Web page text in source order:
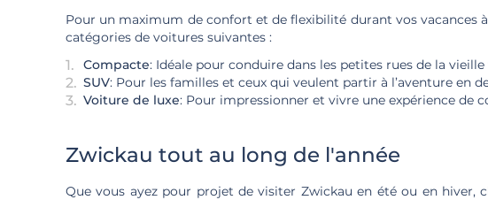
Pour un maximum de confort et de flexibilité durant vos vacances
catégories de voitures suivantes :
Compacte: Idéale pour conduire dans les petites rues de la
SUV: Pour les familles et ceux qui veulent partir à l’aventure en
Voiture de luxe: Pour impressionner et vivre une expérience de
Zwickau tout au long de l'année
Que vous ayez pour projet de visiter Zwickau en été ou en hiver,